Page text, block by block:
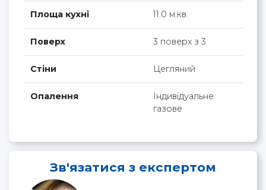
Площа кухні 11.0 м.кв.
Поверх 3 поверх з 3
Стіни Цегляний
Опалення
Індивідуальне
газове
Зв'язатися з експертом